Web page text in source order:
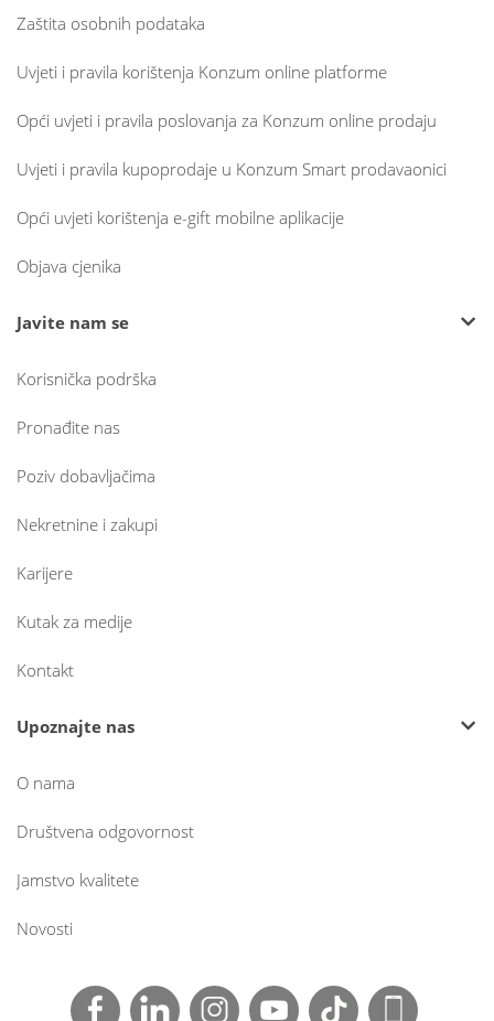
Zaštita osobnih podataka
Uvjeti i pravila korištenja Konzum online platforme
Opći uvjeti i pravila poslovanja za Konzum online prodaju
Uvjeti i pravila kupoprodaje u Konzum Smart prodavaonici
Opći uvjeti korištenja e-gift mobilne aplikacije
Objava cjenika
Javite nam se
Korisnička podrška
Pronađite nas
Poziv dobavljačima
Nekretnine i zakupi
Karijere
Kutak za medije
Kontakt
Upoznajte nas
O nama
Društvena odgovornost
Jamstvo kvalitete
Novosti